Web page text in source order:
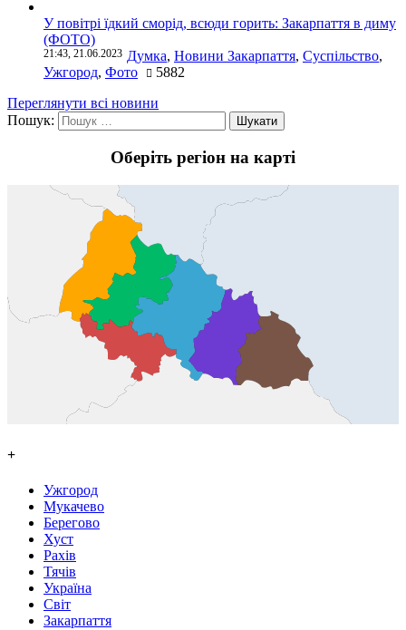
У повітрі їдкий сморід, всюди горить: Закарпаття в диму
(ФОТО)
21:43, 21.06.2023 Думка, Новини Закарпаття, Суспільство,
Ужгород, Фото
5882
Переглянути всі новини
Пошук:
Оберіть регіон на карті
+
Ужгород
Мукачево
Берегово
Хуст
Рахів
Тячів
Україна
Світ
Закарпаття